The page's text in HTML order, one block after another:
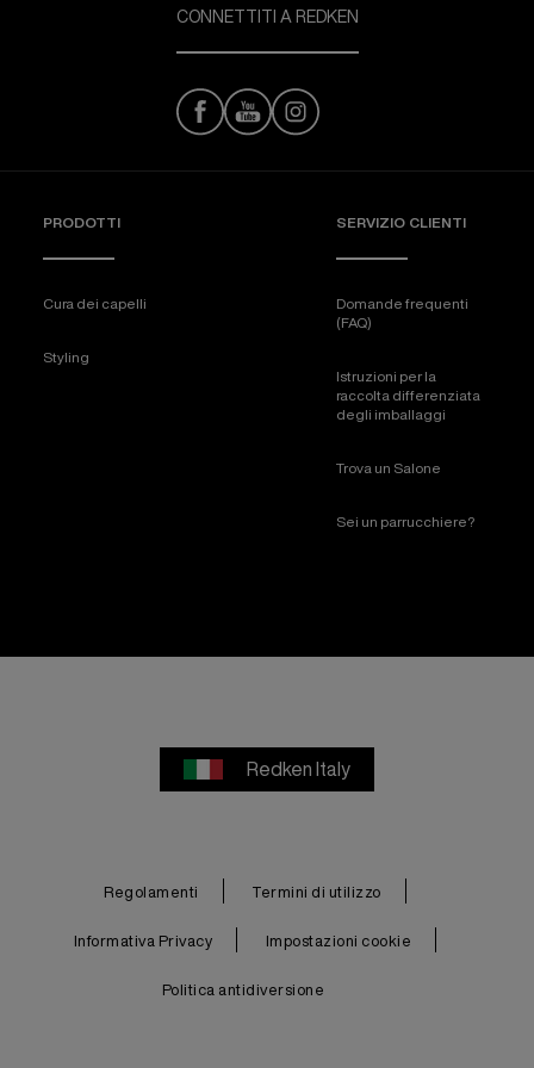
CONNETTITI A REDKEN
PRODOTTI
Cura dei capelli
Styling
SERVIZIO CLIENTI
Domande frequenti
(FAQ)
Istruzioni per la
raccolta differenziata
degli imballaggi
Trova un Salone
Sei un parrucchiere?
Redken Italy
Regolamenti Termini di utilizzo
Informativa Privacy Impostazioni cookie
Politica antidiversione